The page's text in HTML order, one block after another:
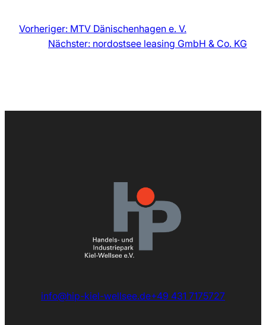
Vorheriger: MTV Dänischenhagen e. V.
Nächster: nordostsee leasing GmbH & Co. KG
info@hip-kiel-wellsee.de+49 431 7175727